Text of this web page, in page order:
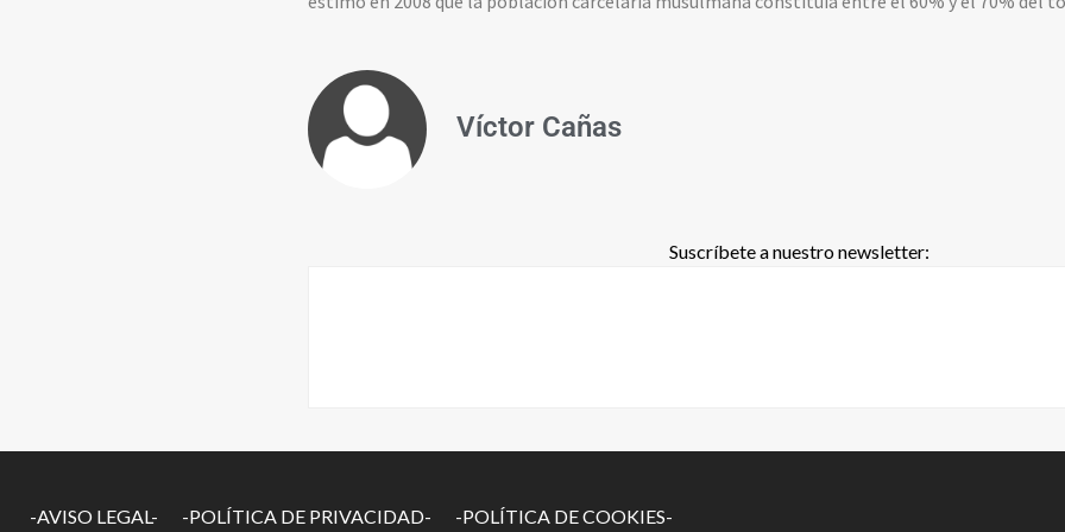
Víctor Cañas
Suscríbete a nuestro newsletter:
-AVISO LEGAL- -POLÍTICA DE PRIVACIDAD- -POLÍTICA DE COOKIES-